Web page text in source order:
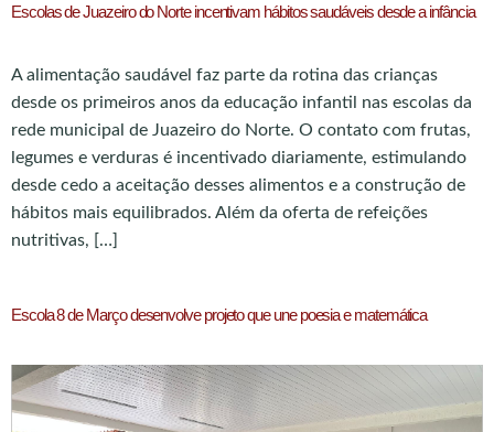
Escolas de Juazeiro do Norte incentivam hábitos saudáveis desde a infância
A alimentação saudável faz parte da rotina das crianças
desde os primeiros anos da educação infantil nas escolas da
rede municipal de Juazeiro do Norte. O contato com frutas,
legumes e verduras é incentivado diariamente, estimulando
desde cedo a aceitação desses alimentos e a construção de
hábitos mais equilibrados. Além da oferta de refeições
nutritivas, […]
Escola 8 de Março desenvolve projeto que une poesia e matemática